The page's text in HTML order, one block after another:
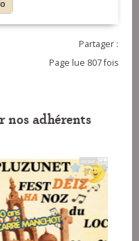
Partager :
Page lue 807 fois
nos adhérents